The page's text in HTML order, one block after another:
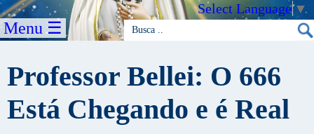
Select Language▼
Menu ☰
Professor Bellei: O 666
Está Chegando e é Real